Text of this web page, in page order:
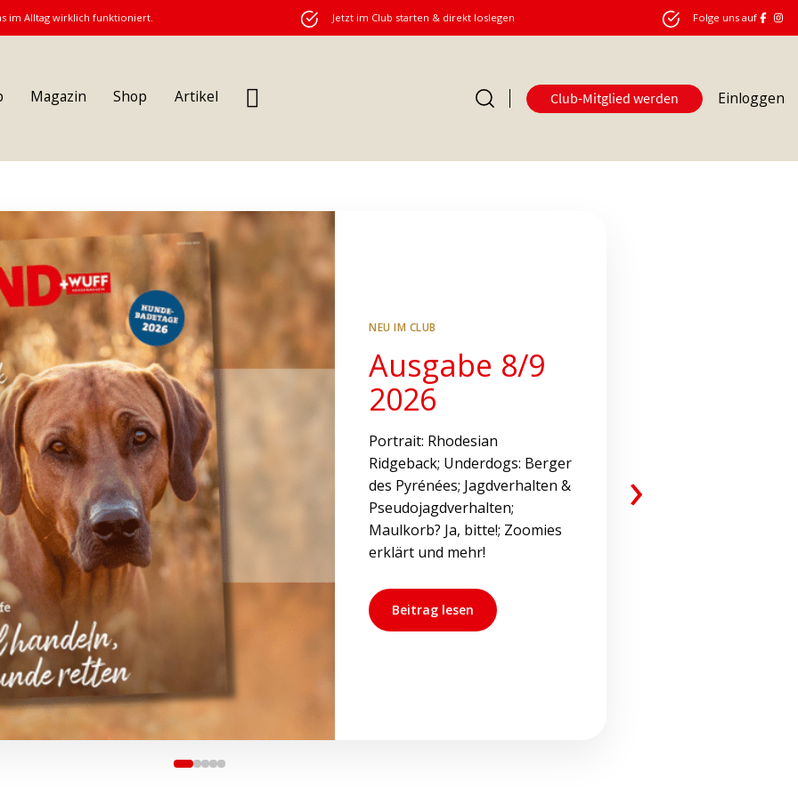
im Alltag wirklich funktioniert. Jetzt im Club starten & direkt loslegen Folge uns auf
Magazin Shop Artikel Club-Mitglied werden Einloggen
NEU IM CLUB
Ausgabe 8/9
2026
Portrait: Rhodesian
Ridgeback; Underdogs: Berger
des Pyrénées; Jagdverhalten &
Pseudojagdverhalten;
Maulkorb? Ja, bitte!; Zoomies
erklärt und mehr!
Beitrag lesen
›